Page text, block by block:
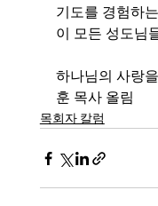
기도를 경험하
이 모든 성도님
하나님의 사랑
훈 목사 올림
목회자 칼럼